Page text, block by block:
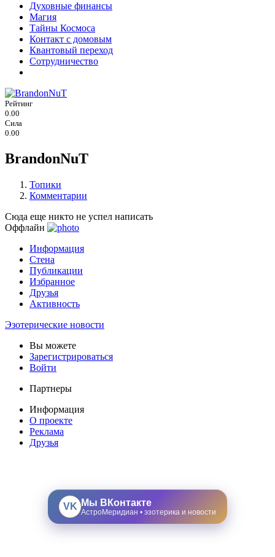
Духовные финансы
Магия
Тайны Космоса
Контакт с домовым
Квантовый переход
Сотрудничество
Рейтинг
0.00
Сила
0.00
BrandonNuT
Топики
Комментарии
Сюда еще никто не успел написать
Оффлайн
Информация
Стена
Публикации
Избранное
Друзья
Активность
Эзотерические новости
Вы можете
Зарегистрироваться
Войти
Партнеры
Информация
О проекте
Реклама
Друзья
VK Мы ВКонтакте
АстроМеридиан • эзотерика и новости